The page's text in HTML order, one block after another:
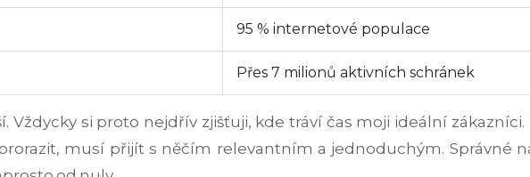
95 % internetové populace
Přes 7 milionů aktivních schránek
Vždycky si proto nejdřív zjišťuji, kde tráví čas moji ideální
musí přijít s něčím relevantním a jednoduchým. Správné